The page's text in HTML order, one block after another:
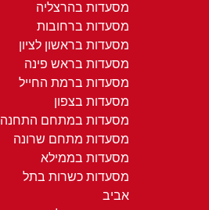
מסעדות בהרצליה
מסעדות ברחובות
מסעדות בראשון לציון
מסעדות בראש פינה
מסעדות ברמת החייל
מסעדות בצפון
מסעדות במתחם התחנה
מסעדות מתחם שרונה
מסעדות בממילא
מסעדות כשרות בתל
אביב